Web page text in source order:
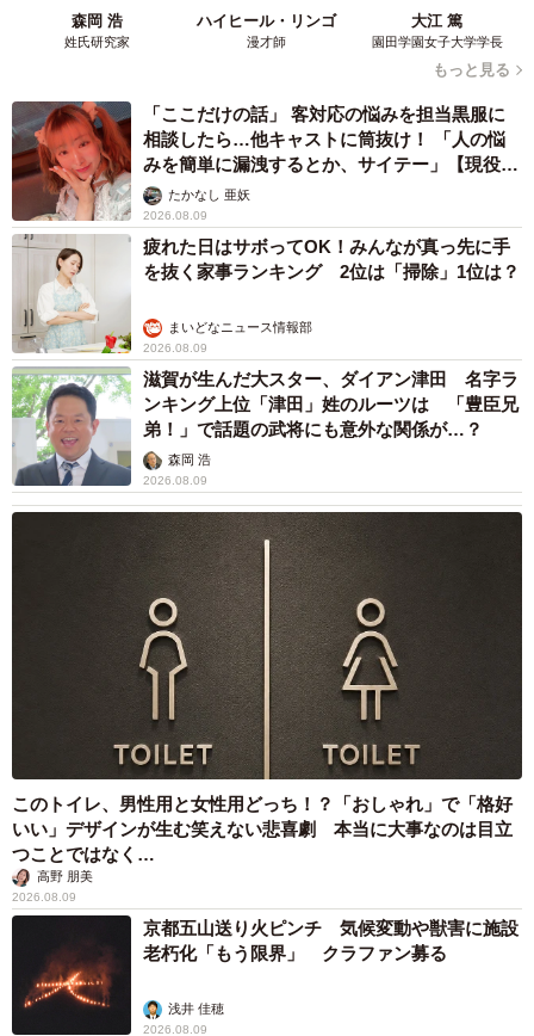
正直しんどい夏のレジャーランキング、3位
「帰省」、2位「バーベキュー」を抑えた1位
2026.08.09
NHK大阪の朝の顔…気象キャスター、真っ赤な
ワンピで「愛の不時着」観劇 三山凌輝さんら
ポスターと記念撮影
まいどなトピック
2026.08.09
メンバー髪型激変 命を救う資格を取得「ええ
え！！すごすぎます！」→本名も明らかに
まいどなメディア
2026.08.09
帰省は控えても感謝は届けたい…「お盆玉」っ
て知ってる？「あげる派」の4割が金額アッ
プ、相場はいくら？
まいどなニュース情報部
2026.08.09
「これが不動柴か…」初めて外を散歩した豆柴
→2分後、足元でうるうる 「かわいすぎる」
「ぬいぐるみみたい」
梨木 香奈
2026.08.09
「体だけ別生物みたい」初めて川遊びをした
犬、濡れた直後の激変ぶりが話題 「新種
だ！」「河童だ」「毛刈りされたあとの羊」
梨木 香奈